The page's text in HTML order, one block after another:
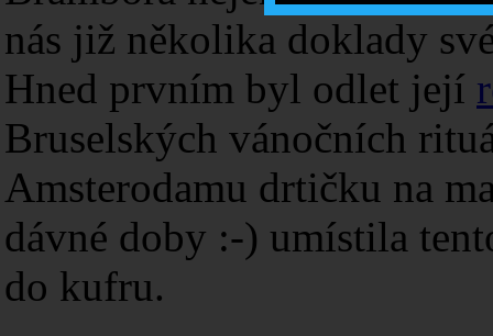
nás již několika doklady
Hned prvním byl odlet její
Bruselských vánočních
Amsterodamu drtičku na
dávné doby :-) umístila
do kufru.